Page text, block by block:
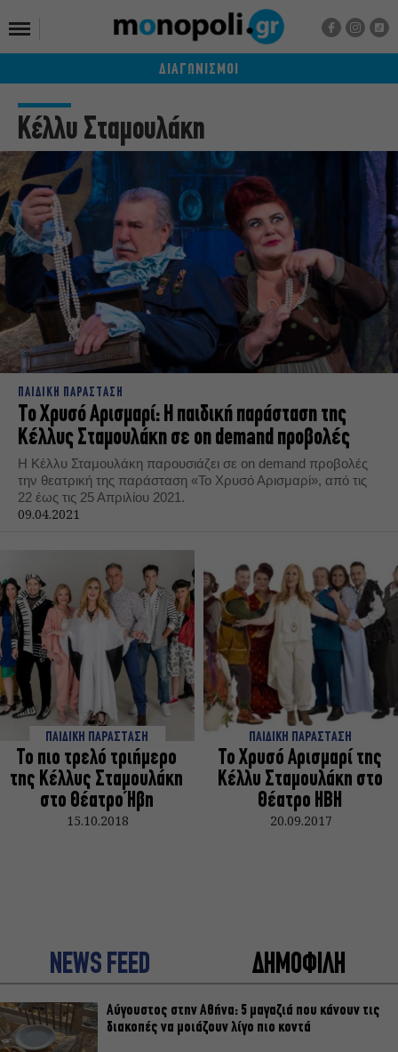
ΔΙΑΓΩΝΙΣΜΟΙ
Κέλλυ Σταμουλάκη
ΠΑΙΔΙΚΗ ΠΑΡΑΣΤΑΣΗ
Το Χρυσό Αρισμαρί: Η παιδική παράσταση της
Κέλλυς Σταμουλάκη σε on demand προβολές
Η Κέλλυ Σταμουλάκη παρουσιάζει σε on demand προβολές
την θεατρική της παράσταση «Το Χρυσό Αρισμαρί», από τις
22 έως τις 25 Απριλίου 2021.
09.04.2021
ΠΑΙΔΙΚΗ ΠΑΡΑΣΤΑΣΗ
Το πιο τρελό τριήμερο
της Κέλλυς Σταμουλάκη
στο Θέατρο Ήβη
15.10.2018
ΠΑΙΔΙΚΗ ΠΑΡΑΣΤΑΣΗ
Το Χρυσό Αρισμαρί της
Κέλλυ Σταμουλάκη στο
Θέατρο ΗΒΗ
20.09.2017
NEWS FEED ΔΗΜΟΦΙΛΗ
Αύγουστος στην Αθήνα: 5 μαγαζιά που κάνουν τις
διακοπές να μοιάζουν λίγο πιο κοντά